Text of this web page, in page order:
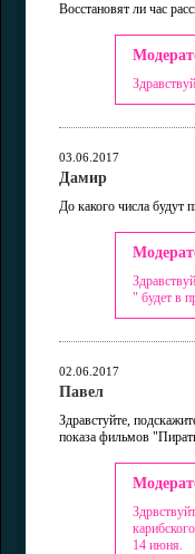
Восстановят ли час
03.06.2017
Дамир
До какого числа будут
" будет в
02.06.2017
Павел
Здравстуйте,
показа фильмов
14 июня.